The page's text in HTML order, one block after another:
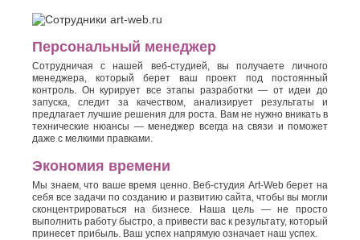
Персональный менеджер
Сотрудничая с нашей веб-студией, вы получаете личного
менеджера, который берет ваш проект под постоянный
контроль. Он курирует все этапы разработки — от идеи до
запуска, следит за качеством, анализирует результаты и
предлагает лучшие решения для роста. Вам не нужно вникать в
технические нюансы — менеджер всегда на связи и поможет
даже с мелкими правками.
Экономия времени
Мы знаем, что ваше время ценно. Веб-студия Art-Web берет на
себя все задачи по созданию и развитию сайта, чтобы вы могли
сконцентрироваться на бизнесе. Наша цель — не просто
выполнить работу быстро, а привести вас к результату, который
принесет прибыль. Ваш успех напрямую означает наш успех.